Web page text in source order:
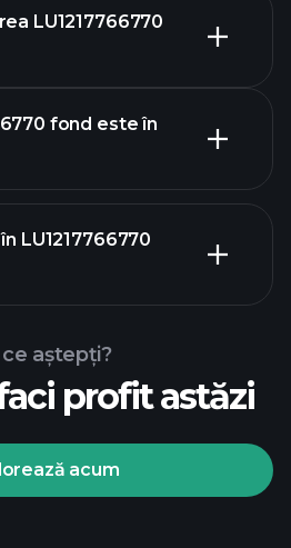
LU1217766770
fond este în
LU1217766770
ce aștepți?
profit astăzi
acum